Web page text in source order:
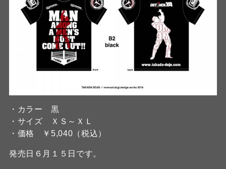
・カラー 黒
・サイズ ＸＳ～ＸＬ
・価格 ￥5,040（税込）
発売日６月１５日です。